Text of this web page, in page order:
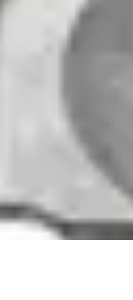
Conseils et Astuces